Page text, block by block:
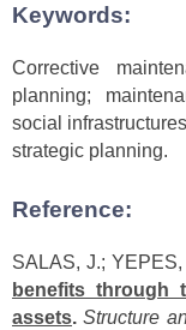
Keywords:
Corrective
planning;
social
strategic planning.
Reference:
SALAS, J.; YEPES,
benefits through
assets. Structure